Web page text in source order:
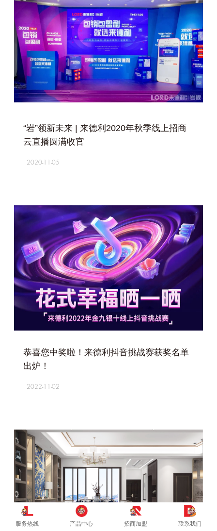
“岩”领新未来 | 来德利2020年秋季线上招商
云直播圆满收官
2020-11-05
恭喜您中奖啦！来德利抖音挑战赛获奖名单
出炉！
2022-11-02
服务热线 产品中心 招商加盟 联系我们